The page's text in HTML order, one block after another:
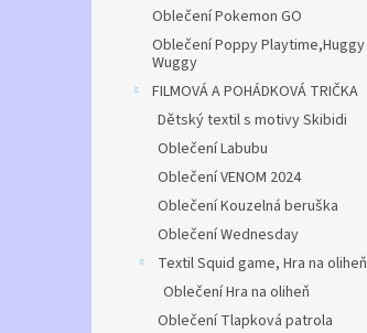
Oblečení Pokemon GO
Oblečení Poppy Playtime,Huggy
Wuggy
FILMOVÁ A POHÁDKOVÁ TRIČKA
Dětský textil s motivy Skibidi
Oblečení Labubu
Oblečení VENOM 2024
Oblečení Kouzelná beruška
Oblečení Wednesday
Textil Squid game, Hra na oliheň
Oblečení Hra na oliheň
Oblečení Tlapková patrola